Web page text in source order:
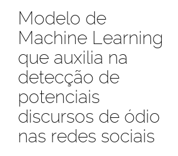
Modelo de
Machine Learning
que auxilia na
detecção de
potenciais
discursos de ódio
nas redes sociais